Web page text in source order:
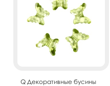
Q Декоративные бусины